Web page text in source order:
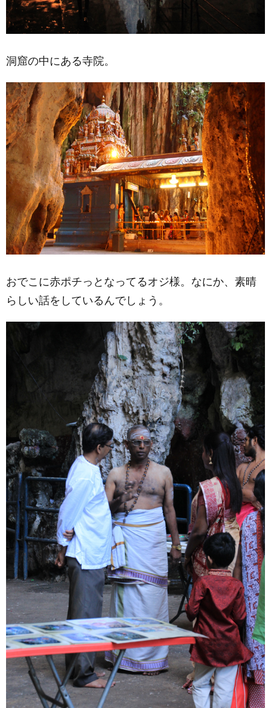
洞窟の中にある寺院。
おでこに赤ポチっとなってるオジ様。なにか、素晴
らしい話をしているんでしょう。